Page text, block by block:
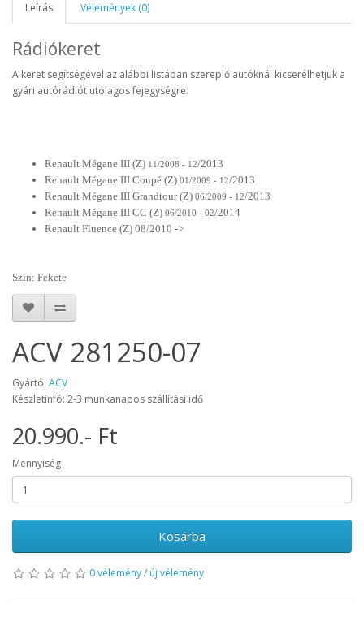
Leírás Vélemények (0)
Rádiókeret
A keret segítségével az alábbi listában szereplő autóknál kicserélhetjük a
gyári autórádiót utólagos fejegységre.
Renault Mégane III (Z) 11/2008 - 12/2013
Renault Mégane III Coupé (Z) 01/2009 - 12/2013
Renault Mégane III Grandtour (Z) 06/2009 - 12/2013
Renault Mégane III CC (Z) 06/2010 - 02/2014
Renault Fluence (Z) 08/2010 ->
Szín: Fekete
ACV 281250-07
Gyártó: ACV
Készletinfó: 2-3 munkanapos szállítási idő
20.990.- Ft
Mennyiség
Kosárba
0 vélemény/ új vélemény